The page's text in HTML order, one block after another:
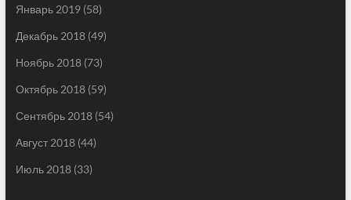
Январь 2019(58)
Декабрь 2018(49)
Ноябрь 2018(73)
Октябрь 2018(59)
Сентябрь 2018(54)
Август 2018(44)
Июль 2018(33)